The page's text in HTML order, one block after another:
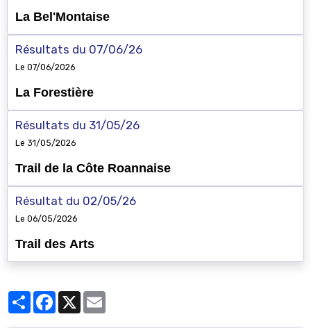
La Bel'Montaise
Résultats du 07/06/26
Le 07/06/2026
La Forestière
Résultats du 31/05/26
Le 31/05/2026
Trail de la Côte Roannaise
Résultat du 02/05/26
Le 06/05/2026
Trail des Arts
PartagerFacebook
X